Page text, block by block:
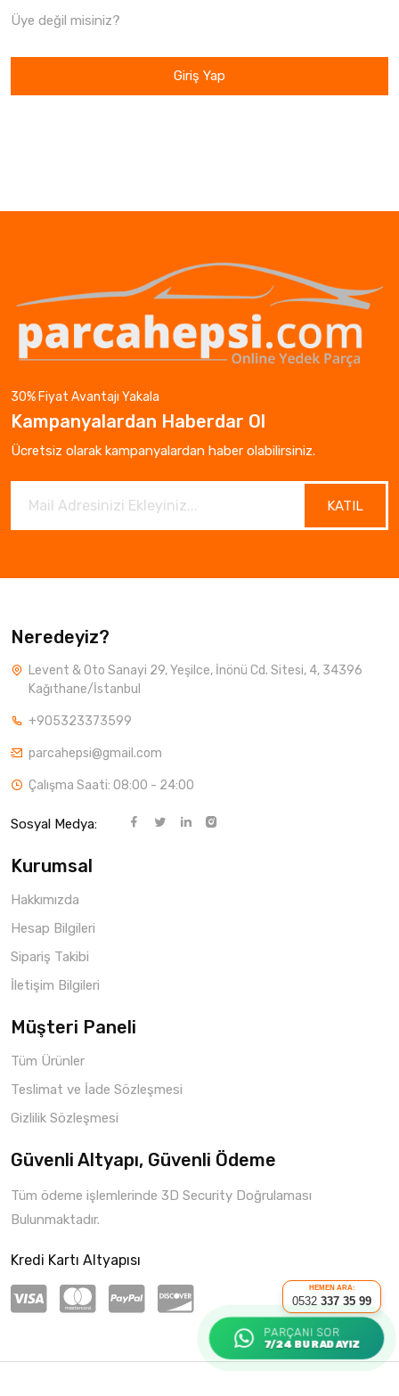
HEMEN ARA:
0532 337 35 99
PARÇANI SOR
7/24 BURADAYIZ
Üye değil misiniz?
Giriş Yap
30% Fiyat Avantajı Yakala
Kampanyalardan Haberdar Ol
Ücretsiz olarak kampanyalardan haber olabilirsiniz.
KATIL
Neredeyiz?
Levent & Oto Sanayi 29, Yeşilce, İnönü Cd. Sitesi, 4, 34396
Kağıthane/İstanbul
+905323373599
parcahepsi@gmail.com
Çalışma Saati: 08:00 - 24:00
Sosyal Medya:
Kurumsal
Hakkımızda
Hesap Bilgileri
Sipariş Takibi
İletişim Bilgileri
Müşteri Paneli
Tüm Ürünler
Teslimat ve İade Sözleşmesi
Gizlilik Sözleşmesi
Güvenli Altyapı, Güvenli Ödeme
Tüm ödeme işlemlerinde 3D Security Doğrulaması
Bulunmaktadır.
Kredi Kartı Altyapısı